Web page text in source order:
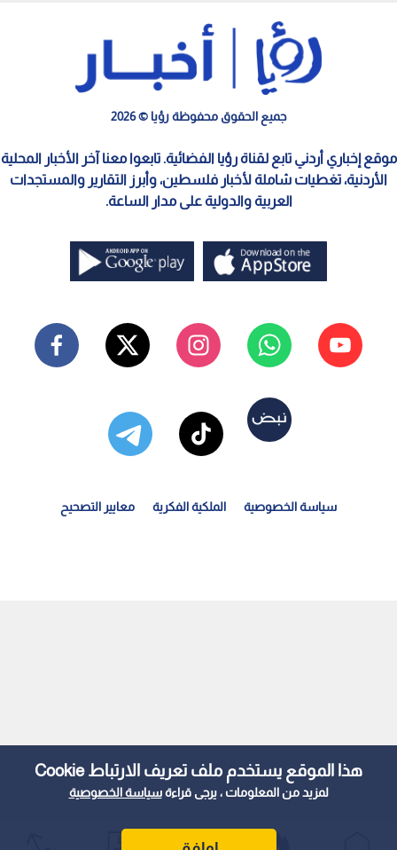
هذا الموقع يستخدم ملف تعريف الارتباط Cookie
لمزيد من المعلومات ، يرجى قراءةسياسة الخصوصية
جميع الحقوق محفوظة رؤيا © 2026
موقع إخباري أردني تابع لقناة رؤيا الفضائية. تابعوا معنا آخر الأخبار المحلية
الأردنية، تغطيات شاملة لأخبار فلسطين، وأبرز التقارير والمستجدات
العربية والدولية على مدار الساعة.
سياسة الخصوصية الملكية الفكرية معايير التصحيح